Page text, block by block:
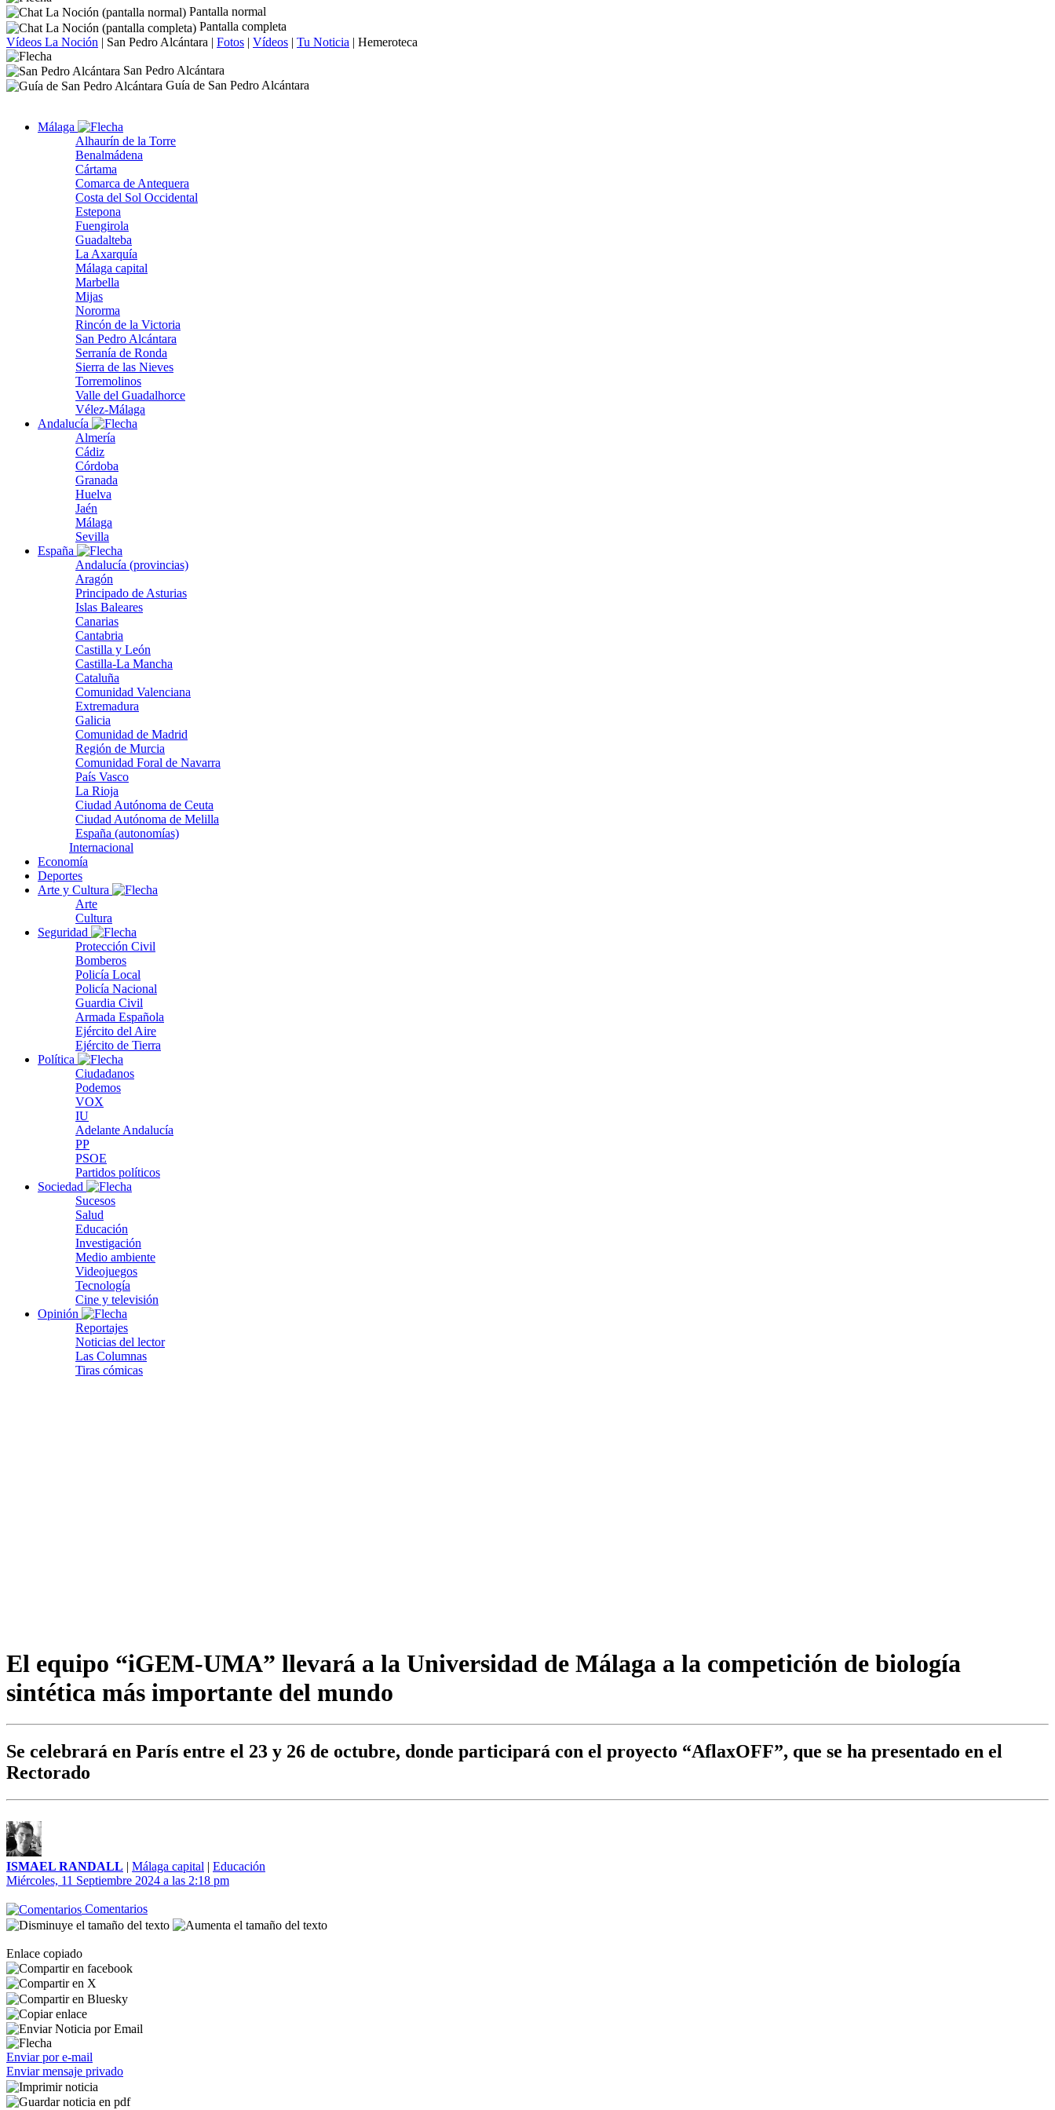
Pantalla normal
Pantalla completa
Vídeos La Noción | San Pedro Alcántara | Fotos | Vídeos | Tu Noticia | Hemeroteca
San Pedro Alcántara
Guía de San Pedro Alcántara
Málaga
Alhaurín de la Torre
Benalmádena
Cártama
Comarca de Antequera
Costa del Sol Occidental
Estepona
Fuengirola
Guadalteba
La Axarquía
Málaga capital
Marbella
Mijas
Nororma
Rincón de la Victoria
San Pedro Alcántara
Serranía de Ronda
Sierra de las Nieves
Torremolinos
Valle del Guadalhorce
Vélez-Málaga
Andalucía
Almería
Cádiz
Córdoba
Granada
Huelva
Jaén
Málaga
Sevilla
España
Andalucía (provincias)
Aragón
Principado de Asturias
Islas Baleares
Canarias
Cantabria
Castilla y León
Castilla-La Mancha
Cataluña
Comunidad Valenciana
Extremadura
Galicia
Comunidad de Madrid
Región de Murcia
Comunidad Foral de Navarra
País Vasco
La Rioja
Ciudad Autónoma de Ceuta
Ciudad Autónoma de Melilla
España (autonomías)
Internacional
Economía
Deportes
Arte y Cultura
Arte
Cultura
Seguridad
Protección Civil
Bomberos
Policía Local
Policía Nacional
Guardia Civil
Armada Española
Ejército del Aire
Ejército de Tierra
Política
Ciudadanos
Podemos
VOX
IU
Adelante Andalucía
PP
PSOE
Partidos políticos
Sociedad
Sucesos
Salud
Educación
Investigación
Medio ambiente
Videojuegos
Tecnología
Cine y televisión
Opinión
Reportajes
Noticias del lector
Las Columnas
Tiras cómicas
El equipo “iGEM-UMA” llevará a la Universidad de Málaga a la competición de biología
sintética más importante del mundo
Se celebrará en París entre el 23 y 26 de octubre, donde participará con el proyecto “AflaxOFF”, que se ha presentado en el
Rectorado
ISMAEL RANDALL | Málaga capital | Educación
Miércoles, 11 Septiembre 2024 a las 2:18 pm
Comentarios
Enlace copiado
Enviar por e-mail
Enviar mensaje privado